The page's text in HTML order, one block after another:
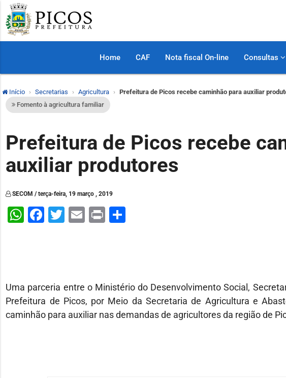
Home CAF Nota fiscal On-line Consultas
Início Secretarias Agricultura
Prefeitura de Picos recebe caminhão para auxiliar
Fomento à agricultura familiar
Prefeitura de Picos recebe
auxiliar produtores
SECOM / terça-feira, 19 março , 2019
WhatsApp
Facebook
Twitter
Email
Print
Uma parceria entre o Ministério do Desenvolvimento Social,
Prefeitura de Picos, por Meio da Secretaria de Agricultura e
caminhão para auxiliar nas demandas de agricultores da região de